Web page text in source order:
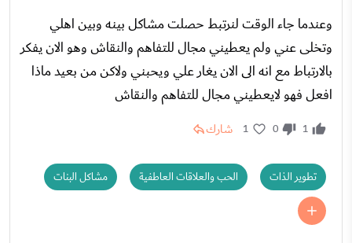
وعندما جاء الوقت لنرتبط حصلت مشاكل بينه وبين اهلي
وتخلى عني ولم يعطيني مجال للتفاهم والنقاش وهو الان يفكر
بالارتباط مع انه الى الان يغار علي ويحبني ولاكن من بعيد ماذا
افعل فهو لايعطيني مجال للتفاهم والنقاش
1
0
1 شارك
تطوير الذات الحب والعلاقات العاطفية مشاكل البنات